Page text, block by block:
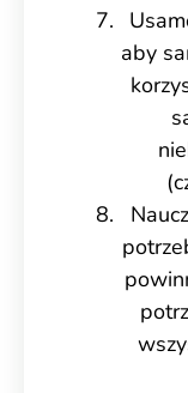
aby